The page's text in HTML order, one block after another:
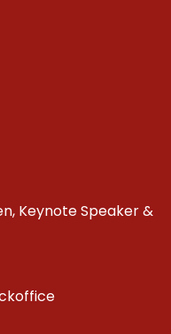
Keynote Speaker &